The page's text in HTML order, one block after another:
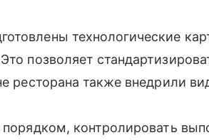
технологические
позволяет
ресторана также внедрили
контролировать